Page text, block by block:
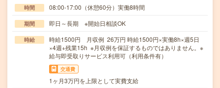
時間 08:00-17:00（休憩60分）実働8時間
期間 即日～長期 ※開始日相談OK
時給
時給1500円 月収例 26万円 時給1500円×実働8h×週5日
×4週+残業15h ※月収例を保証するものではありません。※
給与即受取りサービス利用可（利用条件有）
交通費
1ヶ月3万円を上限として実費支給